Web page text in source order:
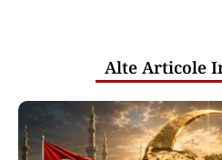
Alte Articole